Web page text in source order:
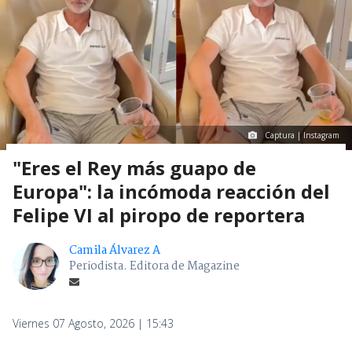
Captura | Instagram
"Eres el Rey más guapo de
Europa": la incómoda reacción del
Felipe VI al piropo de reportera
Camila Álvarez A
Periodista. Editora de Magazine
Viernes 07 Agosto, 2026 | 15:43